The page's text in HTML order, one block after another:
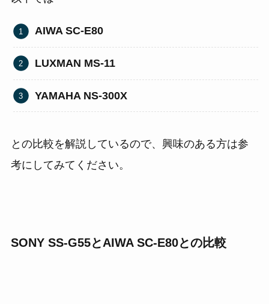
AIWA SC-E80
LUXMAN MS-11
YAMAHA NS-300X
との比較を解説しているので、興味のある方は参
考にしてみてください。
SONY SS-G55とAIWA SC-E80との比較